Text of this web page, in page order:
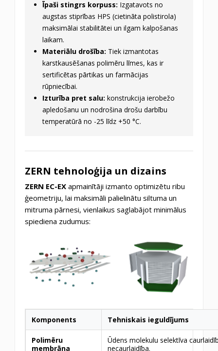
Īpaši stingrs korpuss: Izgatavots no
augstas stiprības HPS (cietināta polistirola)
maksimālai stabilitātei un ilgam kalpošanas
laikam.
Materiālu drošība: Tiek izmantotas
karstkausēšanas polimēru līmes, kas ir
sertificētas pārtikas un farmācijas
rūpniecībai.
Izturība pret salu: konstrukcija ierobežo
apledošanu un nodrošina drošu darbību
temperatūrā no -25 līdz +50 °C.
ZERN tehnoloģija un dizains
ZERN EC-EX apmainītāji izmanto optimizētu ribu
ģeometriju, lai maksimāli palielinātu siltuma un
mitruma pārnesi, vienlaikus saglabājot minimālus
spiediena zudumus:
Komponents Tehniskais ieguldījums
Polimēru
membrāna
Ūdens molekulu selektīva
necaurlaidība.